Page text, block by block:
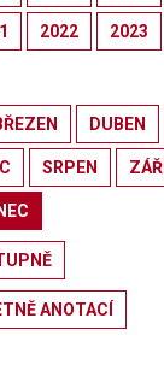
2022 2023
DUBEN
SRPEN ZÁŘÍ
ANOTACÍ